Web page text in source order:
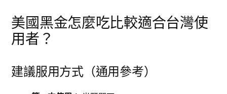
美國黑金怎麼吃比較適合台灣使
用者？
建議服用方式（通用參考）